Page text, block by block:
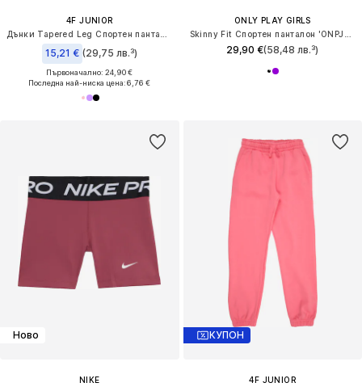
4F JUNIOR
15,21 € (29,75 лв.³)
Първоначално: 24,90 €
Последна най-ниска цена:6,76 €
ONLY PLAY GIRLS
29,90 €(58,48 лв.³)
Ново
NIKE
КУПОН
4F JUNIOR